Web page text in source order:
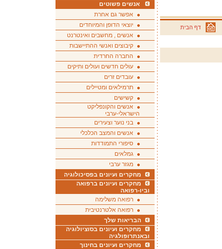
דף הבית
אנשים פשוטים
אפשר גם אחרת
יוצאי הדופן והמיוחדים
אנשים , מחשבים ואינטרנט
קיבוצים ואנשי ההתיישבות
החברה החרדית
עולים חדשים ועולים ותיקים
עובדים זרים
תרמילאים ומטיילים
קשישים
אנשים והקונפליקט
הישראלי-ערבי
בני נוער וצעירים
אנשים והמצב הכלכלי
סיפורי התמודדות
גמלאים
מגזר ערבי
מחקרים ועיונים בפסיכולוגיה
מחקרים ועיונים ברפואה
וביו-רפואה
רפואה משלימה
רפואה אלטרנטיבית
הבריאות שלך
מחקרים ועיונים בסוציולוגיה
ובאנתרופולגיה
מחקרים ועיונים בחינוך